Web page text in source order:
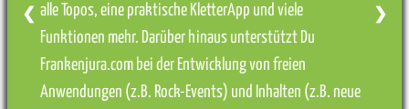
alle Topos, eine praktische KletterApp und viele
Funktionen mehr. Darüber hinaus unterstützt Du
Frankenjura.com bei der Entwicklung von freien
Anwendungen (z.B. Rock-Events) und Inhalten (z.B. neue
❮ ❯